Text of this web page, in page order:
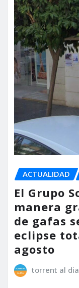
ACTUALIDAD
El Grupo
manera
de gafas
eclipse
agosto
torrent al dia